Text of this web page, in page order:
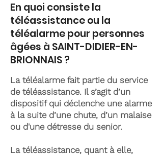
En quoi consiste la
téléassistance ou la
téléalarme pour personnes
âgées à SAINT-DIDIER-EN-
BRIONNAIS ?
La téléalarme fait partie du service
de téléassistance. Il s’agit d’un
dispositif qui déclenche une alarme
à la suite d’une chute, d’un malaise
ou d'une détresse du senior.
La téléassistance, quant à elle,